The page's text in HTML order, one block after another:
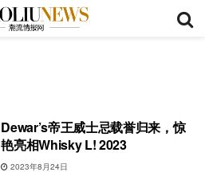
Dewar’s帝王威士忌载誉归来，惊
艳亮相Whisky L! 2023
2023年8月24日